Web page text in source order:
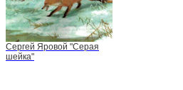
Сергей Яровой "Серая
шейка"